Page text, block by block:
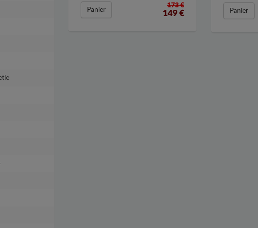
Panier
173 €
149€ Panier